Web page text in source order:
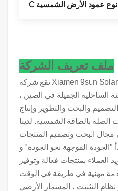
C نوع عمود الأرض الشمسية
ملف تعريف الشركة
تقع شركة Xiamen 9sun Solar Technology Co. ، Ltd
الساحلية الجميلة في الصين ،
والبحث والتطوير وإنتاج
الصلة بالطاقة الشمسية. لدينا
البحث وتصميم المنتجات
"الجودة الموجهة نحو الجودة" و
العملاء بمنتجات فعالة وتوفير
مهنية في طريقة في الوقت
نظام التثبيت ، المسمار الأرضي